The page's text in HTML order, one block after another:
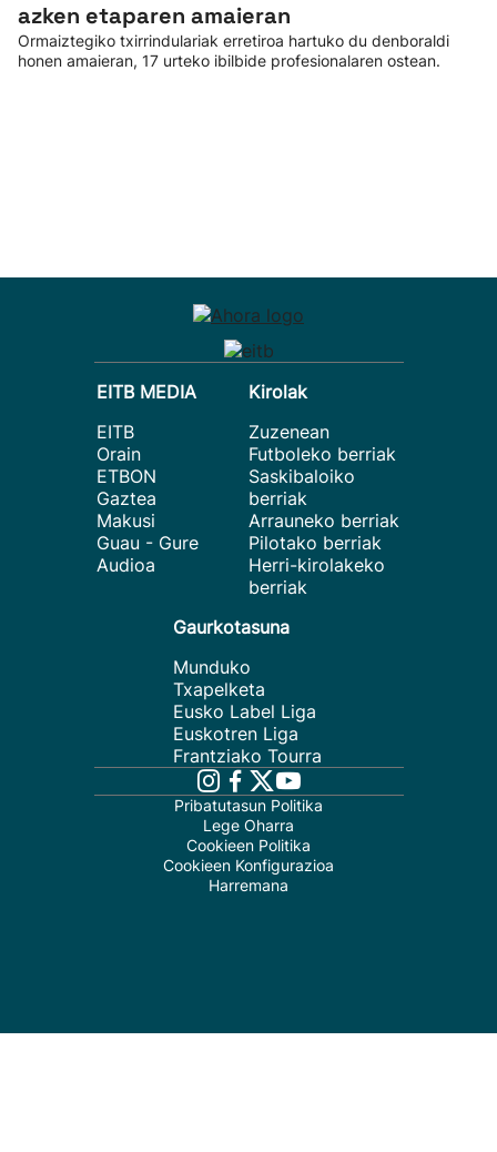
azken etaparen amaieran
Ormaiztegiko txirrindulariak erretiroa hartuko du denboraldi
honen amaieran, 17 urteko ibilbide profesionalaren ostean.
EITB MEDIA
EITB
Orain
ETBON
Gaztea
Makusi
Guau - Gure
Audioa
Kirolak
Zuzenean
Futboleko berriak
Saskibaloiko
berriak
Arrauneko berriak
Pilotako berriak
Herri-kirolakeko
berriak
Gaurkotasuna
Munduko
Txapelketa
Eusko Label Liga
Euskotren Liga
Frantziako Tourra
Pribatutasun Politika
Lege Oharra
Cookieen Politika
Cookieen Konfigurazioa
Harremana